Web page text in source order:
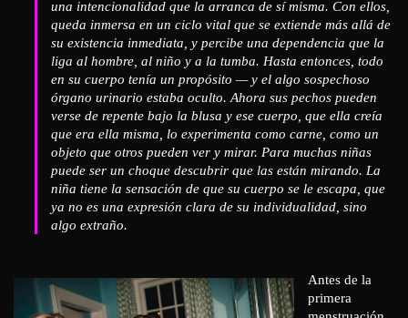
una intencionalidad que la arranca de sí misma. Con ellos,
queda inmersa en un ciclo vital que se extiende más allá de
su existencia inmediata, y percibe una dependencia que la
liga al hombre, al niño y a la tumba. Hasta entonces, todo
en su cuerpo tenía un propósito — y el algo sospechoso
órgano urinario estaba oculto. Ahora sus pechos pueden
verse de repente bajo la blusa y ese cuerpo, que ella creía
que era ella misma, lo experimenta como carne, como un
objeto que otros pueden ver y mirar. Para muchas niñas
puede ser un choque descubrir que las están mirando. La
niña tiene la sensación de que su cuerpo se le escapa, que
ya no es una expresión clara de su individualidad, sino
algo extraño.
Antes de la
primera